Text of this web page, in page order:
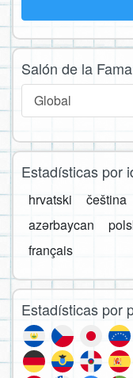
Salón de la Fama
Global
Estadísticas por
hrvatski čeština
azərbaycan
français
Estadísticas por